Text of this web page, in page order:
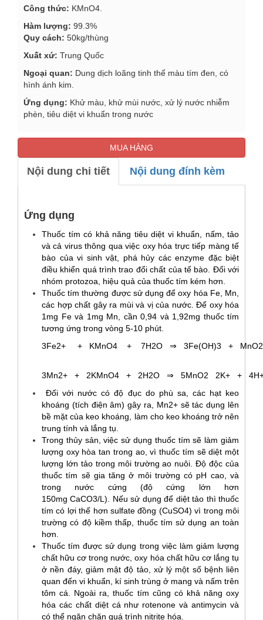
Công thức: KMnO4.
Hàm lượng: 99.3%
Quy cách: 50kg/thùng
Xuất xứ: Trung Quốc
Ngoại quan: Dung dịch loãng tinh thể màu tím đen, có
hình ánh kim.
Ứng dụng: Khử màu, khử mùi nước, xử lý nước nhiễm
phèn, tiêu diệt vi khuẩn trong nước
MUA HÀNG
Nội dung chi tiết Nội dung đính kèm
Ứng dụng
Thuốc tím có khả năng tiêu diệt vi khuẩn, nấm, tảo
và cả virus thông qua việc oxy hóa trực tiếp màng tế
bào của vi sinh vật, phá hủy các enzyme đặc biệt
điều khiển quá trình trao đổi chất của tế bào. Đối với
nhóm protozoa, hiệu quả của thuốc tím kém hơn.
Thuốc tím thường được sử dụng để oxy hóa Fe, Mn,
các hợp chất gây ra mùi và vị của nước. Để oxy hóa
1mg Fe và 1mg Mn, cần 0,94 và 1,92mg thuốc tím
tương ứng trong vòng 5-10 phút.
3Fe2+ + KMnO4 + 7H2O ⇒ 3Fe(OH)3 +
3Mn2+ + 2KMnO4 + 2H2O ⇒ 5MnO2 2K+ +
Đối với nước có độ đục do phù sa, các hạt keo
khoáng (tích điện âm) gây ra, Mn2+ sẽ tác dụng lên
bề mặt của keo khoáng, làm cho keo khoáng trở nên
trung tính và lắng tụ.
Trong thủy sản, việc sử dụng thuốc tím sẽ làm giảm
lượng oxy hòa tan trong ao, vì thuốc tím sẽ diệt một
lượng lớn tảo trong môi trường ao nuôi. Độ độc của
thuốc tím sẽ gia tăng ở môi trường có pH cao, và
trong nước cứng (độ cứng lớn hơn
150mg CaCO3/L). Nếu sử dụng để diệt tảo thì thuốc
tím có lợi thế hơn sulfate đồng (CuSO4) vì trong môi
trường có độ kiềm thấp, thuốc tím sử dụng an toàn
hơn.
Thuốc tím được sử dụng trong việc làm giảm lượng
chất hữu cơ trong nước, oxy hóa chất hữu cơ lắng tụ
ở nền đáy, giảm mật độ tảo, xử lý một số bệnh liên
quan đến vi khuẩn, kí sinh trùng ở mang và nấm trên
tôm cá. Ngoài ra, thuốc tím cũng có khả năng oxy
hóa các chất diệt cá như rotenone và antimycin và
có thể ngăn chặn quá trình nitrite hóa.